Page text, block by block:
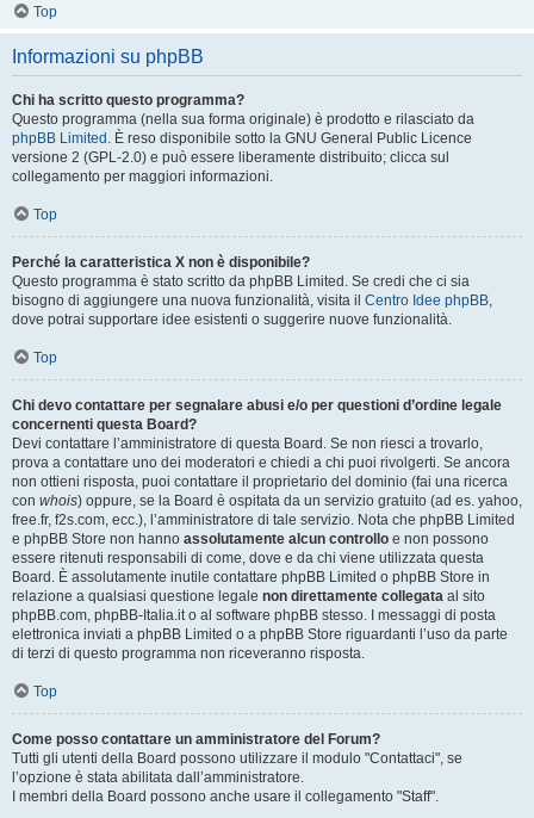
Top
Informazioni su phpBB
Chi ha scritto questo programma?
Questo programma (nella sua forma originale) è prodotto e rilasciato da
phpBB Limited . È reso disponibile sotto la GNU General Public Licence
versione 2 (GPL-2.0) e può essere liberamente distribuito; clicca sul
collegamento per maggiori informazioni.
Top
Perché la caratteristica X non è disponibile?
Questo programma è stato scritto da phpBB Limited. Se credi che ci sia
bisogno di aggiungere una nuova funzionalità, visita il Centro Idee phpBB,
dove potrai supportare idee esistenti o suggerire nuove funzionalità.
Top
Chi devo contattare per segnalare abusi e/o per questioni d’ordine legale
concernenti questa Board?
Devi contattare l’amministratore di questa Board. Se non riesci a trovarlo,
prova a contattare uno dei moderatori e chiedi a chi puoi rivolgerti. Se ancora
non ottieni risposta, puoi contattare il proprietario del dominio (fai una ricerca
con whois) oppure, se la Board è ospitata da un servizio gratuito (ad es. yahoo,
free.fr, f2s.com, ecc.), l’amministratore di tale servizio. Nota che phpBB Limited
e phpBB Store non hanno assolutamente alcun controllo e non possono
essere ritenuti responsabili di come, dove e da chi viene utilizzata questa
Board. È assolutamente inutile contattare phpBB Limited o phpBB Store in
relazione a qualsiasi questione legale non direttamente collegata al sito
phpBB.com, phpBB-Italia.it o al software phpBB stesso. I messaggi di posta
elettronica inviati a phpBB Limited o a phpBB Store riguardanti l’uso da parte
di terzi di questo programma non riceveranno risposta.
Top
Come posso contattare un amministratore del Forum?
Tutti gli utenti della Board possono utilizzare il modulo "Contattaci", se
l’opzione è stata abilitata dall’amministratore.
I membri della Board possono anche usare il collegamento "Staff".